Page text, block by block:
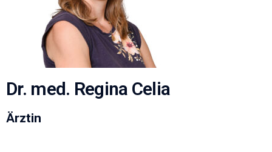
Dr. med. Regina Celia
Ärztin